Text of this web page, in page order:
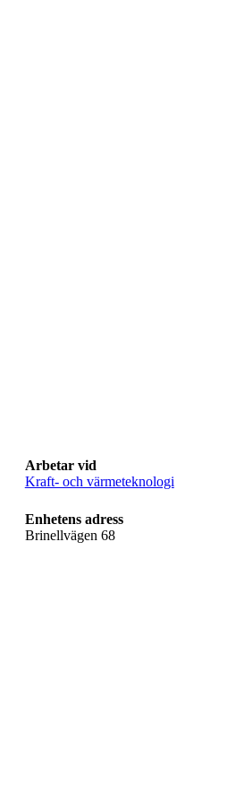
Arbetar vid
Kraft- och värmeteknologi
Enhetens adress
Brinellvägen 68